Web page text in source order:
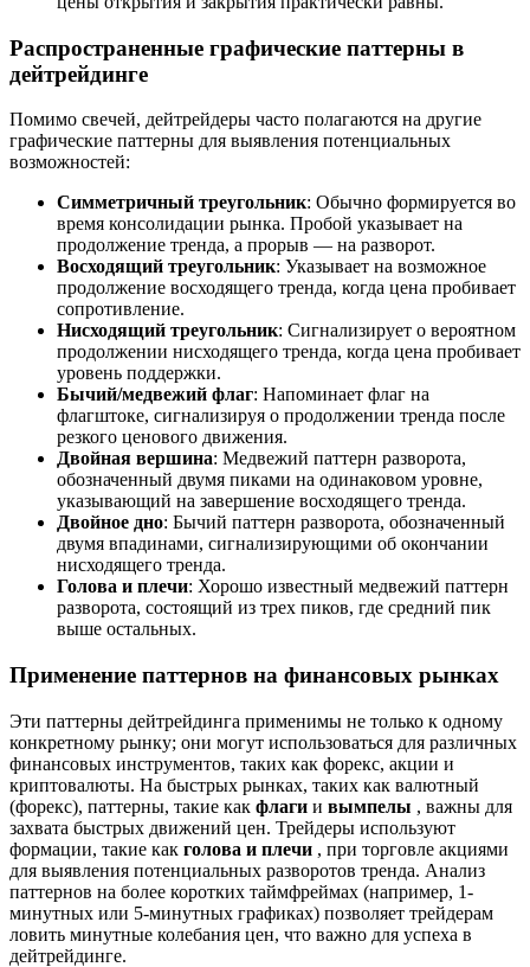
Распространенные графические паттерны в
дейтрейдинге
Помимо свечей, дейтрейдеры часто полагаются на другие
графические паттерны для выявления потенциальных
возможностей:
Симметричный треугольник: Обычно формируется во
время консолидации рынка. Пробой указывает на
продолжение тренда, а прорыв — на разворот.
Восходящий треугольник: Указывает на возможное
продолжение восходящего тренда, когда цена пробивает
сопротивление.
Нисходящий треугольник: Сигнализирует о вероятном
продолжении нисходящего тренда, когда цена пробивает
уровень поддержки.
Бычий/медвежий флаг: Напоминает флаг на
флагштоке, сигнализируя о продолжении тренда после
резкого ценового движения.
Двойная вершина: Медвежий паттерн разворота,
обозначенный двумя пиками на одинаковом уровне,
указывающий на завершение восходящего тренда.
Двойное дно: Бычий паттерн разворота, обозначенный
двумя впадинами, сигнализирующими об окончании
нисходящего тренда.
Голова и плечи: Хорошо известный медвежий паттерн
разворота, состоящий из трех пиков, где средний пик
выше остальных.
Применение паттернов на финансовых рынках
Эти паттерны дейтрейдинга применимы не только к одному
конкретному рынку; они могут использоваться для различных
финансовых инструментов, таких как форекс, акции и
криптовалюты. На быстрых рынках, таких как валютный
(форекс), паттерны, такие как флаги и вымпелы , важны для
захвата быстрых движений цен. Трейдеры используют
формации, такие как голова и плечи , при торговле акциями
для выявления потенциальных разворотов тренда. Анализ
паттернов на более коротких таймфреймах (например, 1-
минутных или 5-минутных графиках) позволяет трейдерам
ловить минутные колебания цен, что важно для успеха в
дейтрейдинге.